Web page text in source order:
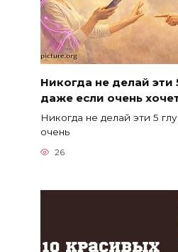
Никогда не делай эти
даже если очень
Никогда не делай эти 5
очень
26